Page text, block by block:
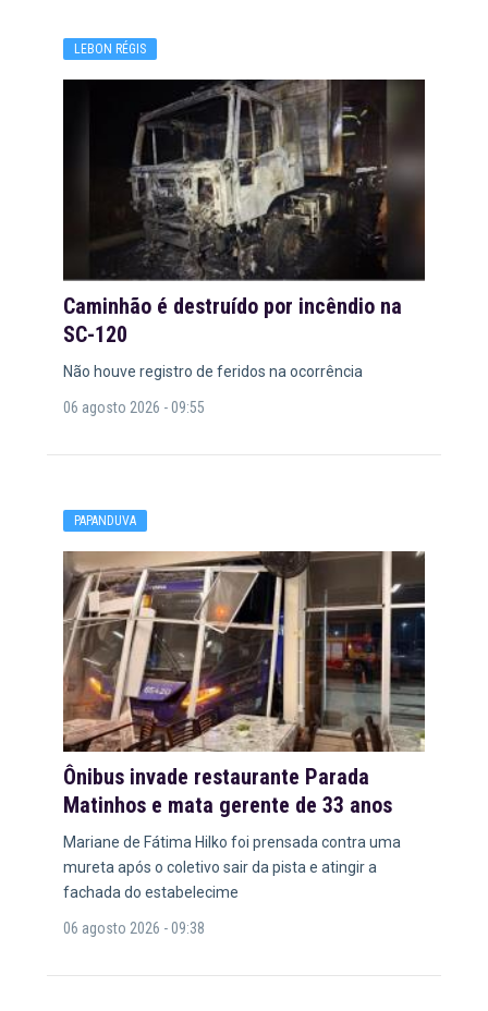
LEBON RÉGIS
Caminhão é destruído por incêndio na
SC-120
Não houve registro de feridos na ocorrência
06 agosto 2026 - 09:55
PAPANDUVA
Ônibus invade restaurante Parada
Matinhos e mata gerente de 33 anos
Mariane de Fátima Hilko foi prensada contra uma
mureta após o coletivo sair da pista e atingir a
fachada do estabelecime
06 agosto 2026 - 09:38